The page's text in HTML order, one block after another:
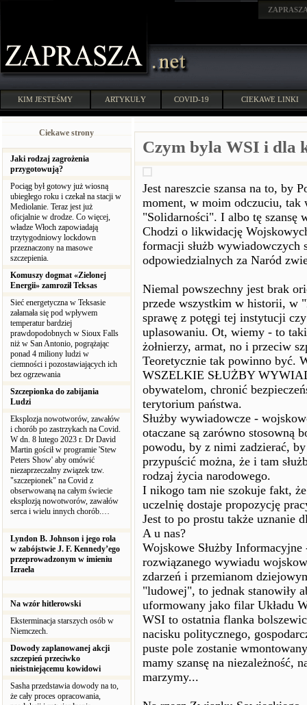
KIM JESTEŚMY ARTYKUŁY COVID-19 CIEKAWE LINKI
Ciekawe strony
Jaki rodzaj zagrożenia
przygotowują?
Pociąg był gotowy już wiosną
ubiegłego roku i czekał na stacji w
Mediolanie. Teraz jest już
oficjalnie w drodze. Co więcej,
władze Włoch zapowiadają
trzytygodniowy lockdown
przeznaczony na masowe
szczepienia.
Komuszy dogmat «Zielonej
Energii» zamroził Teksas
Sieć energetyczna w Teksasie
załamała się pod wpływem
temperatur bardziej
prawdopodobnych w Sioux Falls
niż w San Antonio, pogrążając
ponad 4 miliony ludzi w
ciemności i pozostawiających ich
bez ogrzewania
Szczepionka do zabijania
Ludzi
Eksplozja nowotworów, zawałów
i chorób po zastrzykach na Covid.
W dn. 8 lutego 2023 r. Dr David
Martin gościł w programie 'Stew
Peters Show' aby omówić
niezaprzeczalny związek tzw.
"szczepionek" na Covid z
obserwowaną na całym świecie
eksplozją nowotworów, zawałów
serca i wielu innych chorób.…
Lyndon B. Johnson i jego rola
w zabójstwie J. F. Kennedy’ego
przeprowadzonym w imieniu
Izraela
Na wzór hitlerowski
Eksterminacja starszych osób w
Niemczech.
Dowody zaplanowanej akcji
szczepień przeciwko
nieistniejącemu kowidowi
Sasha przedstawia dowody na to,
że cały proces opracowania,
Czym byla WSI i dla
Jest nareszcie szansa na to, by
moment, w moim odczuciu, tak
"Solidarności". I albo tę szansę
Chodzi o likwidację
formacji służb
odpowiedzialnych za Naród
Niemal powszechny jest brak
przede wszystkim w historii, w
sprawę z potęgi tej instytucji
uplasowaniu. Ot, wiemy - to
żołnierzy, armat, no i przeciw
Teoretycznie tak powinno być.
WSZELKIE SŁUŻBY
obywatelom, chronić
terytorium państwa.
Służby wywiadowcze -
otaczane są zarówno stosowną
powodu, by z nimi zadzierać,
przypuścić można, że i tam
rodzaj życia narodowego.
I nikogo tam nie szokuje fakt,
uczelnię dostaje propozycję
Jest to po prostu także uznanie
A u nas?
Wojskowe Służby
rozwiązanego wywiadu
zdarzeń i przemianom
"ludowej", to jednak stanowiły
uformowany jako filar Układu
WSI to ostatnia flanka
nacisku politycznego,
puste pole zostanie
mamy szansę na niezależność,
marzymy...